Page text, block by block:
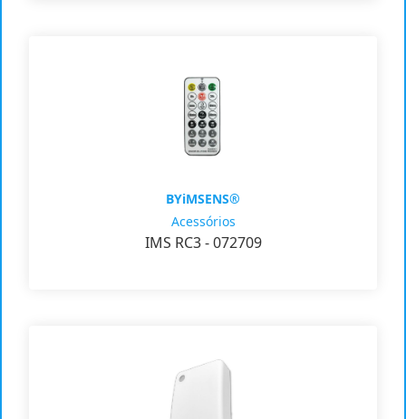
BYiMSENS®
Acessórios
IMS RC3 - 072709